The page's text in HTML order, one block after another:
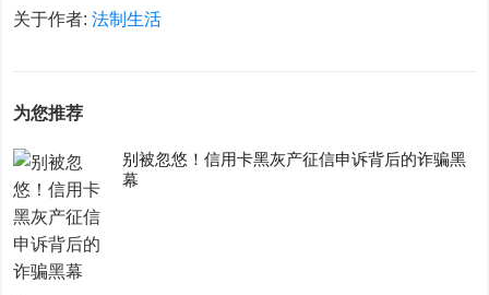
关于作者:法制生活
为您推荐
别被忽悠！信用卡黑灰产征信申诉背后的诈骗黑
幕